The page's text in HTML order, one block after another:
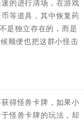
的进行清场，在游戏
等道具，其中恢复药
是独立存在的，而是
顺便也把这群小怪击
得怪兽卡牌，如果小
怪兽卡牌的玩法，却